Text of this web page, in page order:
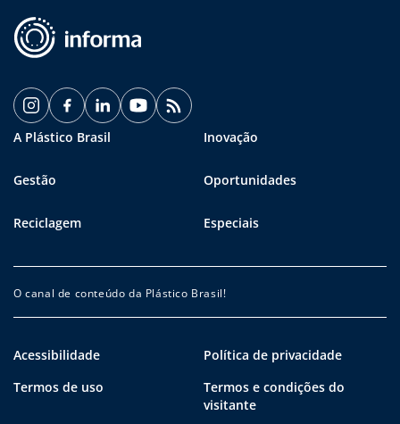
A Plástico Brasil Inovação
Gestão Oportunidades
Reciclagem Especiais
O canal de conteúdo da Plástico Brasil!
Acessibilidade
Política de privacidade
Termos de uso
Termos e condições do
visitante